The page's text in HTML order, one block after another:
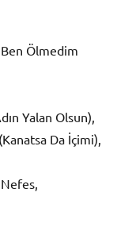
Ben Ölmedim
Yalan Olsun),
Da İçimi),